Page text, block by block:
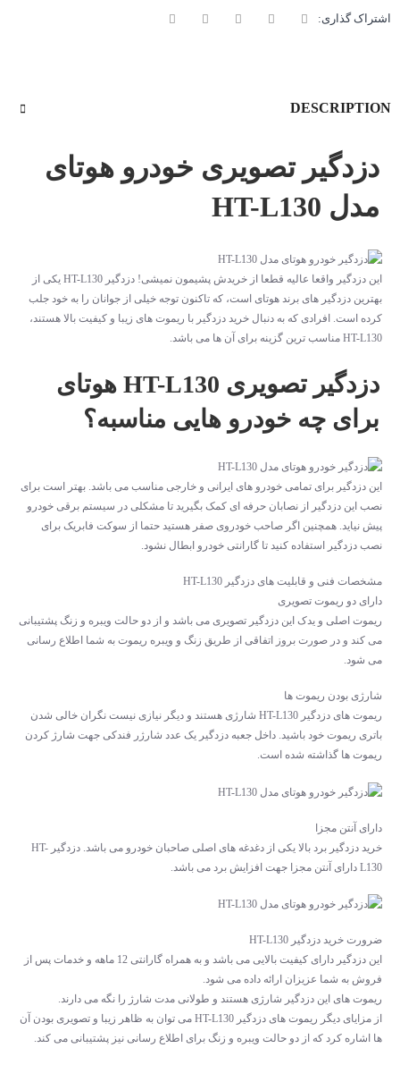
اشتراک گذاری:
DESCRIPTION
دزدگیر تصویری خودرو هوتای
مدل HT-L130
این دزدگیر واقعا عالیه قطعا از خریدش پشیمون نمیشی! دزدگیر HT-L130 یکی از
بهترین دزدگیر های برند هوتای است، که تاکنون توجه خیلی از جوانان را به خود جلب
کرده است. افرادی که به دنبال خرید دزدگیر با ریموت های زیبا و کیفیت بالا هستند،
HT-L130 مناسب ترین گزینه برای آن ها می باشد.
دزدگیر تصویری HT-L130 هوتای
برای چه خودرو هایی مناسبه؟
این دزدگیر برای تمامی خودرو های ایرانی و خارجی مناسب می باشد. بهتر است برای
نصب این دزدگیر از نصابان حرفه ای کمک بگیرید تا مشکلی در سیستم برقی خودرو
پیش نیاید. همچنین اگر صاحب خودروی صفر هستید حتما از سوکت فابریک برای
نصب دزدگیر استفاده کنید تا گارانتی خودرو ابطال نشود.
مشخصات فنی و قابلیت های دزدگیر HT-L130
دارای دو ریموت تصویری
ریموت اصلی و یدک این دزدگیر تصویری می باشد و از دو حالت ویبره و زنگ پشتیبانی
می کند و در صورت بروز اتفاقی از طریق زنگ و ویبره ریموت به شما اطلاع رسانی
می شود.
شارژی بودن ریموت ها
ریموت های دزدگیر HT-L130 شارژی هستند و دیگر نیازی نیست نگران خالی شدن
باتری ریموت خود باشید. داخل جعبه دزدگیر یک عدد شارژر فندکی جهت شارژ کردن
ریموت ها گذاشته شده است.
دارای آنتن مجزا
خرید دزدگیر برد بالا یکی از دغدغه های اصلی صاحبان خودرو می باشد. دزدگیر HT-
L130 دارای آنتن مجزا جهت افزایش برد می باشد.
ضرورت خرید دزدگیر HT-L130
این دزدگیر دارای کیفیت بالایی می باشد و به همراه گارانتی 12 ماهه و خدمات پس از
فروش به شما عزیزان ارائه داده می شود.
ریموت های این دزدگیر شارژی هستند و طولانی مدت شارژ را نگه می دارند.
از مزایای دیگر ریموت های دزدگیر HT-L130 می توان به ظاهر زیبا و تصویری بودن آن
ها اشاره کرد که از دو حالت ویبره و زنگ برای اطلاع رسانی نیز پشتیبانی می کند.